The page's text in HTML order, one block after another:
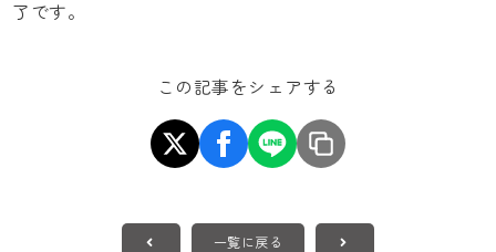
了です。
この記事をシェアする
一覧に戻る